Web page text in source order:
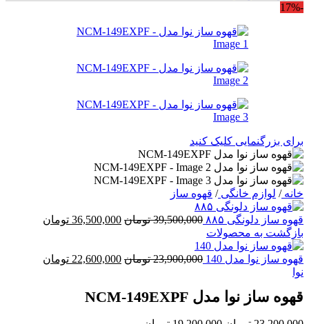
-17%
برای بزرگنمایی کلیک کنید
خانه/ لوازم خانگی/ قهوه ساز
قهوه ساز دلونگی ۸۸۵ 39,500,000 تومان قیمت
بود.
36,500,000 تومان
بازگشت به محصولات
قهوه ساز نوا مدل 140 23,900,000 تومان قیمت
بود.
22,600,000 تومان
نوا
قهوه ساز نوا مدل NCM-149EXPF